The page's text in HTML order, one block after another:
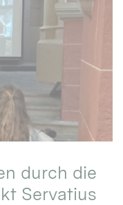
durch die
Servatius